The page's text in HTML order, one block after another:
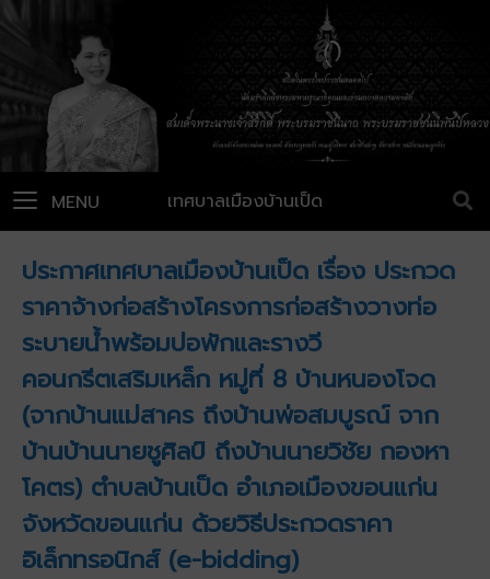
เทศบาลเมืองบ้านเป็ด
MENU
ประกาศเทศบาลเมืองบ้านเป็ด เรื่อง ประกวด
ราคาจ้างก่อสร้างโครงการก่อสร้างวางท่อ
ระบายน้ำพร้อมบ่อพักและรางวี
คอนกรีตเสริมเหล็ก หมู่ที่ 8 บ้านหนองโจด
(จากบ้านแม่สาคร ถึงบ้านพ่อสมบูรณ์ จาก
บ้านบ้านนายชูศิลป์ ถึงบ้านนายวิชัย กองหา
โคตร) ตำบลบ้านเป็ด อำเภอเมืองขอนแก่น
จังหวัดขอนแก่น ด้วยวิธีประกวดราคา
อิเล็กทรอนิกส์ (e-bidding)